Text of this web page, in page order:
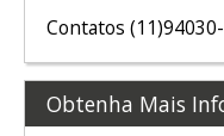
Contatos
Obtenha Mais